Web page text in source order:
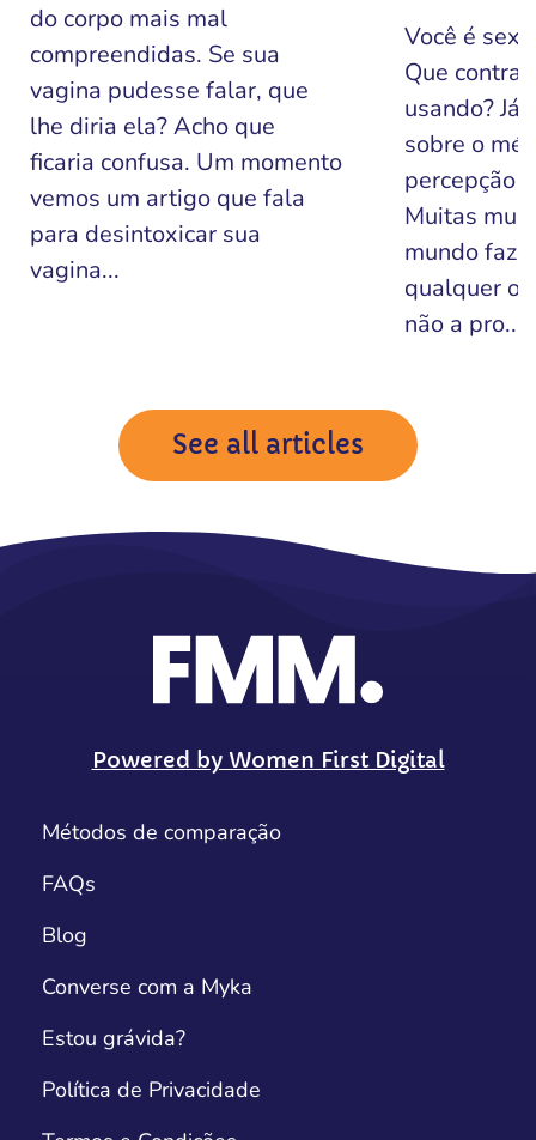
do corpo mais mal
compreendidas. Se sua
vagina pudesse falar, que
lhe diria ela? Acho que
ficaria confusa. Um momento
vemos um artigo que fala
para desintoxicar sua
vagina...
Você é
Que
usando? Já
sobre o
percepção
Muitas
mundo
qualquer
não a pro...
See all articles
Powered by Women First Digital
Métodos de comparação
FAQs
Blog
Converse com a Myka
Estou grávida?
Política de Privacidade